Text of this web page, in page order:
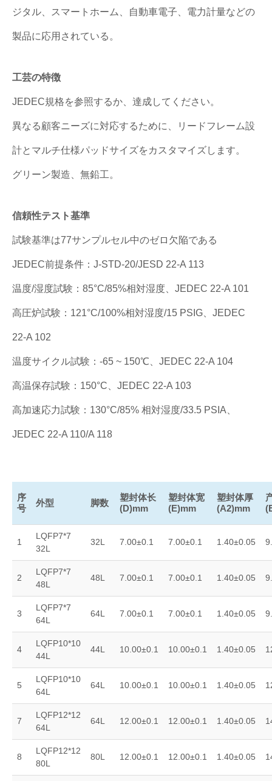
ジタル、スマートホーム、自動車電子、電力計量などの
製品に応用されている。
工芸の特徴
JEDEC規格を参照するか、達成してください。
異なる顧客ニーズに対応するために、リードフレーム設
計とマルチ仕様パッドサイズをカスタマイズします。
グリーン製造、無鉛工。
信頼性テスト基準
試験基準は77サンプルセル中のゼロ欠陥である
JEDEC前提条件：J-STD-20/JESD 22-A 113
温度/湿度試験：85°C/85%相対湿度、JEDEC 22-A 101
高圧炉試験：121°C/100%相対湿度/15 PSIG、JEDEC
22-A 102
温度サイクル試験：-65 ~ 150℃、JEDEC 22-A 104
高温保存試験：150°C、JEDEC 22-A 103
高加速応力試験：130°C/85% 相対湿度/33.5 PSIA、
JEDEC 22-A 110/A 118
序
号
外型 脚数
塑封体长
(D)mm
塑封体宽
(E)mm
塑封体厚
(A2)mm
1
LQFP7*7
32L
32L 7.00±0.1 7.00±0.1 1.40±0.05
2
LQFP7*7
48L
48L 7.00±0.1 7.00±0.1 1.40±0.05
3
LQFP7*7
64L
64L 7.00±0.1 7.00±0.1 1.40±0.05
4
LQFP10*10
44L
44L 10.00±0.1 10.00±0.1 1.40±0.05
5
LQFP10*10
64L
64L 10.00±0.1 10.00±0.1 1.40±0.05
7
LQFP12*12
64L
64L 12.00±0.1 12.00±0.1 1.40±0.05
8
LQFP12*12
80L
80L 12.00±0.1 12.00±0.1 1.40±0.05